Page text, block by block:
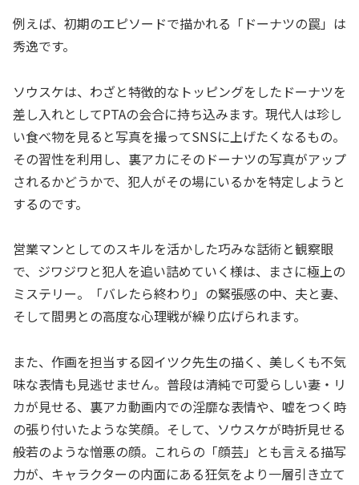
例えば、初期のエピソードで描かれる「ドーナツの罠」は
秀逸です。
ソウスケは、わざと特徴的なトッピングをしたドーナツを
差し入れとしてPTAの会合に持ち込みます。現代人は珍し
い食べ物を見ると写真を撮ってSNSに上げたくなるもの。
その習性を利用し、裏アカにそのドーナツの写真がアップ
されるかどうかで、犯人がその場にいるかを特定しようと
するのです。
営業マンとしてのスキルを活かした巧みな話術と観察眼
で、ジワジワと犯人を追い詰めていく様は、まさに極上の
ミステリー。「バレたら終わり」の緊張感の中、夫と妻、
そして間男との高度な心理戦が繰り広げられます。
また、作画を担当する図イツク先生の描く、美しくも不気
味な表情も見逃せません。普段は清純で可愛らしい妻・リ
カが見せる、裏アカ動画内での淫靡な表情や、嘘をつく時
の張り付いたような笑顔。そして、ソウスケが時折見せる
般若のような憎悪の顔。これらの「顔芸」とも言える描写
力が、キャラクターの内面にある狂気をより一層引き立て